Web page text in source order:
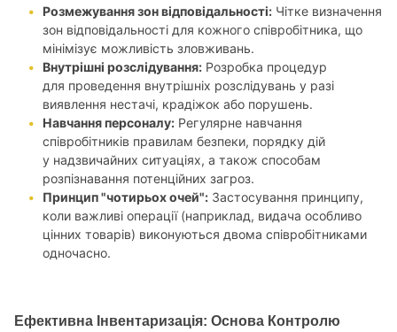
Розмежування зон відповідальності: Чітке визначення
зон відповідальності для кожного співробітника, що
мінімізує можливість зловживань.
Внутрішні розслідування: Розробка процедур
для проведення внутрішніх розслідувань у разі
виявлення нестачі, крадіжок або порушень.
Навчання персоналу: Регулярне навчання
співробітників правилам безпеки, порядку дій
у надзвичайних ситуаціях, а також способам
розпізнавання потенційних загроз.
Принцип "чотирьох очей": Застосування принципу,
коли важливі операції (наприклад, видача особливо
цінних товарів) виконуються двома співробітниками
одночасно.
Ефективна Інвентаризація: Основа Контролю